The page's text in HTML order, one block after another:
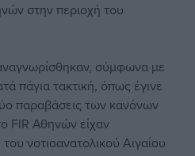
στην περιοχή του
σύμφωνα με
πάγια τακτική, όπως έγινε
παραβάσεις των κανόνων
FIR Αθηνών είχαν
νοτιοανατολικού Αιγαίου